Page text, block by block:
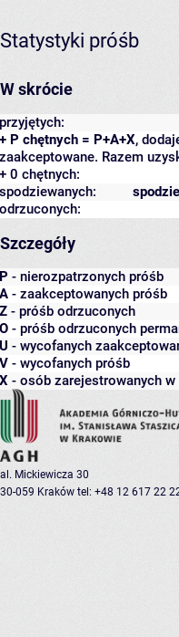
Statystyki próśb
W skrócie
przyjętych:
+ P chętnych = P+A+X,
zaakceptowane. Razem
+ 0 chętnych:
spodziewanych:
odrzuconych:
Szczegóły
P - nierozpatrzonych próśb
A - zaakceptowanych próśb
Z - próśb odrzuconych
O - próśb odrzuconych
U - wycofanych
V - wycofanych próśb
X - osób zarejestrowanych
al. Mickiewicza 30
30-059 Kraków tel: +48 12 617 22